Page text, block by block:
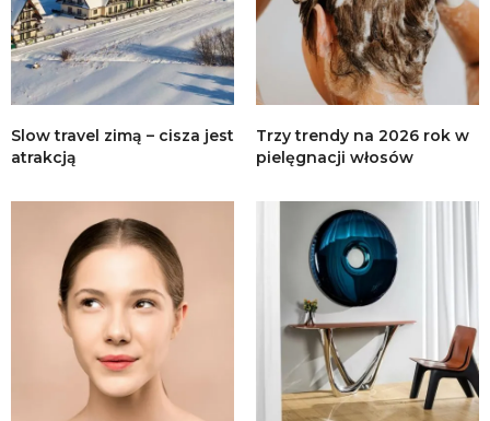
Slow travel zimą – cisza jest
atrakcją
Trzy trendy na 2026 rok w
pielęgnacji włosów